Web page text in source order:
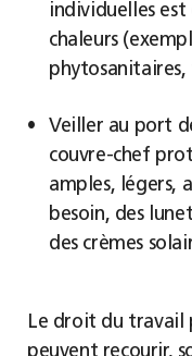
individuelles
chaleurs
Veiller au port
couvre-chef
amples, légers,
besoin, des
des crèmes
Le droit du travail